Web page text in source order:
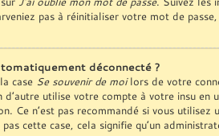
pas à réinitialiser votre mot de
déconnecté ?
case Se souvenir de moilors de votre
d’autre utilise votre compte à votre insu
Ce n’est pas recommandé si vous
cette case, cela signifie qu’un